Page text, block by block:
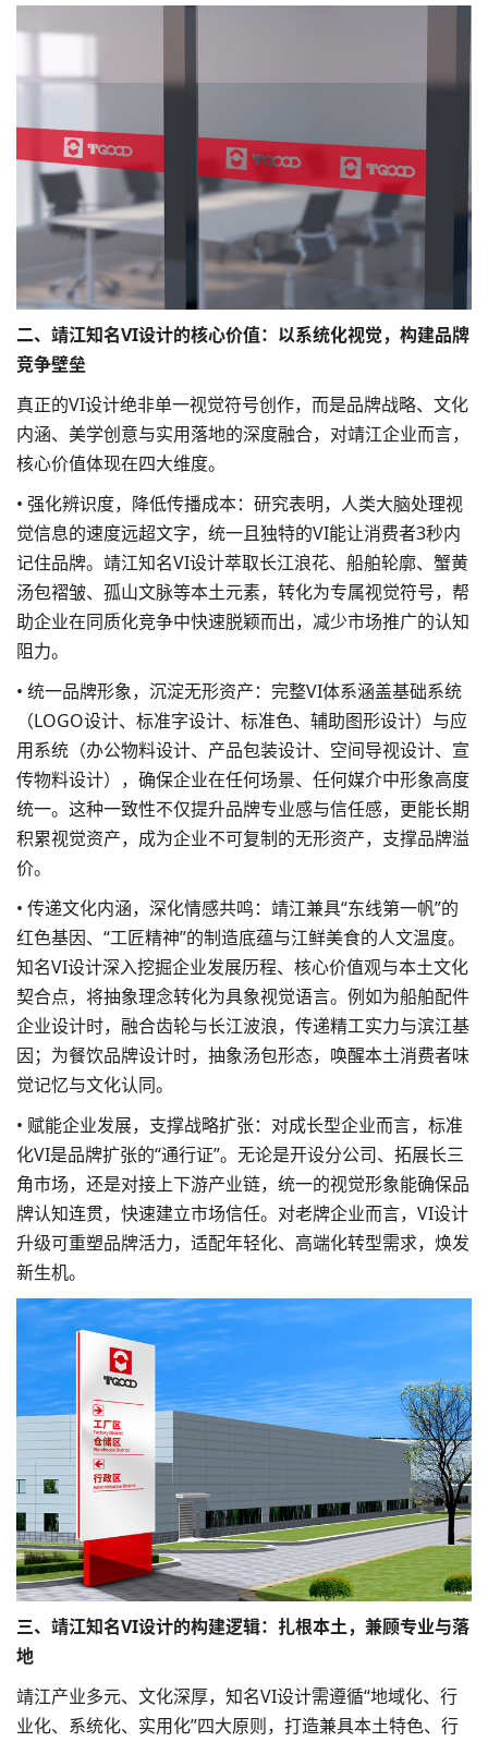
二、靖江知名VI设计的核心价值：以系统化视觉，构建品牌
竞争壁垒
真正的VI设计绝非单一视觉符号创作，而是品牌战略、文化
内涵、美学创意与实用落地的深度融合，对靖江企业而言，
核心价值体现在四大维度。
• 强化辨识度，降低传播成本：研究表明，人类大脑处理视
觉信息的速度远超文字，统一且独特的VI能让消费者3秒内
记住品牌。靖江知名VI设计萃取长江浪花、船舶轮廓、蟹黄
汤包褶皱、孤山文脉等本土元素，转化为专属视觉符号，帮
助企业在同质化竞争中快速脱颖而出，减少市场推广的认知
阻力。
• 统一品牌形象，沉淀无形资产：完整VI体系涵盖基础系统
（LOGO设计、标准字设计、标准色、辅助图形设计）与应
用系统（办公物料设计、产品包装设计、空间导视设计、宣
传物料设计），确保企业在任何场景、任何媒介中形象高度
统一。这种一致性不仅提升品牌专业感与信任感，更能长期
积累视觉资产，成为企业不可复制的无形资产，支撑品牌溢
价。
• 传递文化内涵，深化情感共鸣：靖江兼具“东线第一帆”的
红色基因、“工匠精神”的制造底蕴与江鲜美食的人文温度。
知名VI设计深入挖掘企业发展历程、核心价值观与本土文化
契合点，将抽象理念转化为具象视觉语言。例如为船舶配件
企业设计时，融合齿轮与长江波浪，传递精工实力与滨江基
因；为餐饮品牌设计时，抽象汤包形态，唤醒本土消费者味
觉记忆与文化认同。
• 赋能企业发展，支撑战略扩张：对成长型企业而言，标准
化VI是品牌扩张的“通行证”。无论是开设分公司、拓展长三
角市场，还是对接上下游产业链，统一的视觉形象能确保品
牌认知连贯，快速建立市场信任。对老牌企业而言，VI设计
升级可重塑品牌活力，适配年轻化、高端化转型需求，焕发
新生机。
三、靖江知名VI设计的构建逻辑：扎根本土，兼顾专业与落
地
靖江产业多元、文化深厚，知名VI设计需遵循“地域化、行
业化、系统化、实用化”四大原则，打造兼具本土特色、行